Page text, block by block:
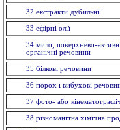
32 екстракти дубильнi
33 ефiрнi олії
34 мило, поверхнево-активні
органічні речовини
35 бiлковi речовини
36 порох і вибухові
37 фото- або
38 різноманітна хімічна